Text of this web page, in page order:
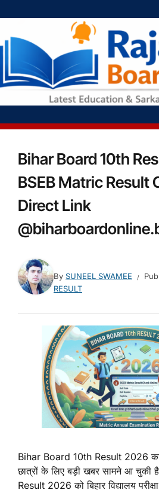
Bihar Board 10th
BSEB Matric Result
Direct Link
By SUNEEL SWAMEE
RESULT
Bihar Board 10th Result 2026
छात्रों के लिए बड़ी खबर सामने आ
Result 2026 को बिहार विद्यालय